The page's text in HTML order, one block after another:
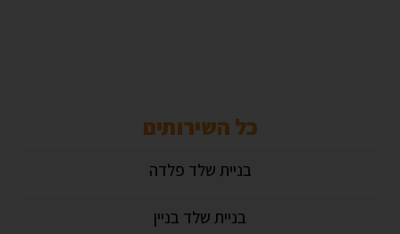
כל השירותים
בניית שלד פלדה
בניית שלד בניין